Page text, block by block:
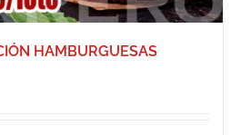
HAMBURGUESAS